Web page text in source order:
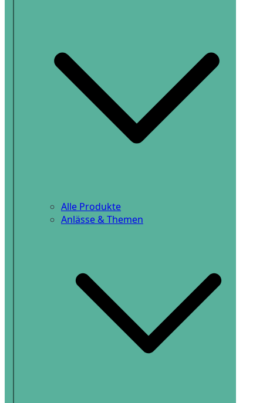
Alle Produkte
Anlässe & Themen